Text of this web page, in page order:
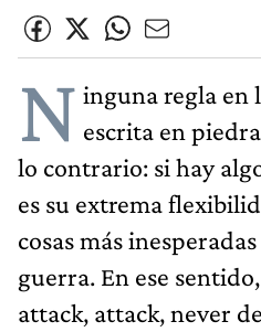
N inguna regla en
escrita en
lo contrario: si hay
es su extrema
cosas más
guerra. En ese
attack, attack, never